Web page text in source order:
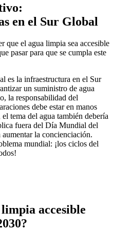
en el Sur Global
que el agua limpia sea accesible
pasar para que se cumpla este
es la infraestructura en el Sur
un suministro de agua
la responsabilidad del
debe estar en manos
tema del agua también debería
fuera del Día Mundial del
aumentar la concienciación.
mundial: ¡los ciclos del
accesible